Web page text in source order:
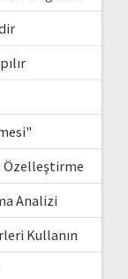
Özelleştirme
Analizi
Kullanın